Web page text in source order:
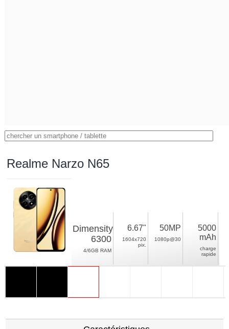
Realme Narzo N65
Dimensity
6300
4/6GB RAM
6.67"
1604x720
pix.
50MP
1080p@30
5000
mAh
charge
rapide